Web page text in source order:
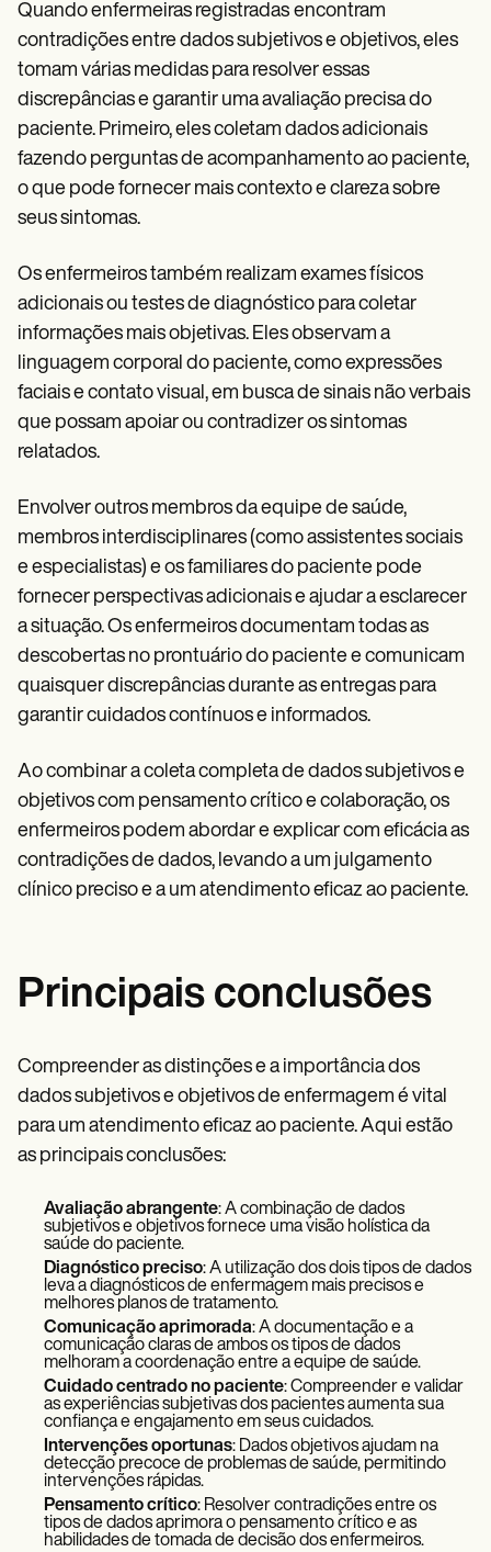
Quando enfermeiras registradas encontram
contradições entre dados subjetivos e objetivos, eles
tomam várias medidas para resolver essas
discrepâncias e garantir uma avaliação precisa do
paciente. Primeiro, eles coletam dados adicionais
fazendo perguntas de acompanhamento ao paciente,
o que pode fornecer mais contexto e clareza sobre
seus sintomas.
Os enfermeiros também realizam exames físicos
adicionais ou testes de diagnóstico para coletar
informações mais objetivas. Eles observam a
linguagem corporal do paciente, como expressões
faciais e contato visual, em busca de sinais não verbais
que possam apoiar ou contradizer os sintomas
relatados.
Envolver outros membros da equipe de saúde,
membros interdisciplinares (como assistentes sociais
e especialistas) e os familiares do paciente pode
fornecer perspectivas adicionais e ajudar a esclarecer
a situação. Os enfermeiros documentam todas as
descobertas no prontuário do paciente e comunicam
quaisquer discrepâncias durante as entregas para
garantir cuidados contínuos e informados.
Ao combinar a coleta completa de dados subjetivos e
objetivos com pensamento crítico e colaboração, os
enfermeiros podem abordar e explicar com eficácia as
contradições de dados, levando a um julgamento
clínico preciso e a um atendimento eficaz ao paciente.
Principais conclusões
Compreender as distinções e a importância dos
dados subjetivos e objetivos de enfermagem é vital
para um atendimento eficaz ao paciente. Aqui estão
as principais conclusões:
Avaliação abrangente: A combinação de dados
subjetivos e objetivos fornece uma visão holística da
saúde do paciente.
Diagnóstico preciso: A utilização dos dois tipos de dados
leva a diagnósticos de enfermagem mais precisos e
melhores planos de tratamento.
Comunicação aprimorada: A documentação e a
comunicação claras de ambos os tipos de dados
melhoram a coordenação entre a equipe de saúde.
Cuidado centrado no paciente: Compreender e validar
as experiências subjetivas dos pacientes aumenta sua
confiança e engajamento em seus cuidados.
Intervenções oportunas: Dados objetivos ajudam na
detecção precoce de problemas de saúde, permitindo
intervenções rápidas.
Pensamento crítico: Resolver contradições entre os
tipos de dados aprimora o pensamento crítico e as
habilidades de tomada de decisão dos enfermeiros.